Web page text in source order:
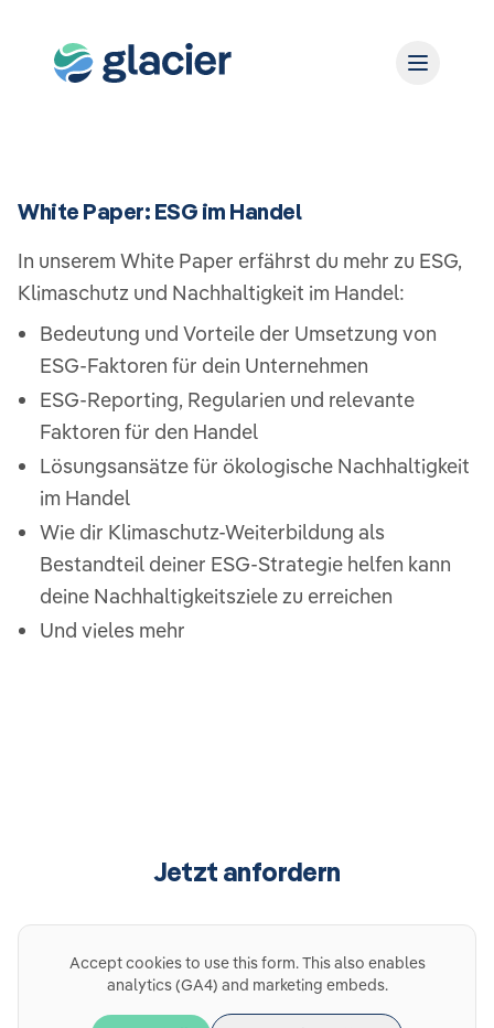
White Paper: ESG im Handel
In unserem White Paper erfährst du mehr zu ESG,
Klimaschutz und Nachhaltigkeit im Handel:
Bedeutung und Vorteile der Umsetzung von
ESG-Faktoren für dein Unternehmen
ESG-Reporting, Regularien und relevante
Faktoren für den Handel
Lösungsansätze für ökologische Nachhaltigkeit
im Handel
Wie dir Klimaschutz-Weiterbildung als
Bestandteil deiner ESG-Strategie helfen kann
deine Nachhaltigkeitsziele zu erreichen
Und vieles mehr
Jetzt anfordern
Accept cookies to use this form. This also enables
analytics (GA4) and marketing embeds.